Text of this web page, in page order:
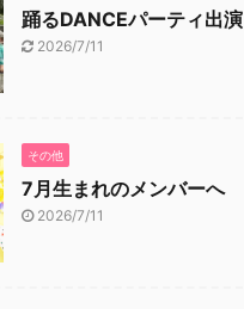
踊るDANCEパーティ出演
2026/7/11
その他
7月生まれのメンバーへ
2026/7/11